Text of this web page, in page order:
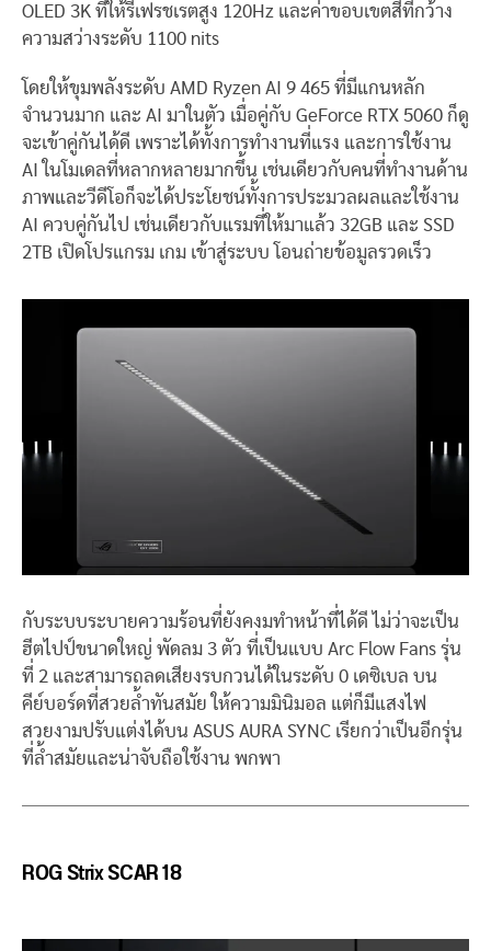
OLED 3K ที่ให้รีเฟรชเรตสูง 120Hz และค่าขอบเขตสีที่กว้าง
ความสว่างระดับ 1100 nits
โดยให้ขุมพลังระดับ AMD Ryzen AI 9 465 ที่มีแกนหลัก
จำนวนมาก และ AI มาในตัว เมื่อคู่กับ GeForce RTX 5060 ก็ดู
จะเข้าคู่กันได้ดี เพราะได้ทั้งการทำงานที่แรง และการใช้งาน
AI ในโมเดลที่หลากหลายมากขึ้น เช่นเดียวกับคนที่ทำงานด้าน
ภาพและวีดีโอก็จะได้ประโยชน์ทั้งการประมวลผลและใช้งาน
AI ควบคู่กันไป เช่นเดียวกับแรมที่ให้มาแล้ว 32GB และ SSD
2TB เปิดโปรแกรม เกม เข้าสู่ระบบ โอนถ่ายข้อมูลรวดเร็ว
กับระบบระบายความร้อนที่ยังคงมทำหน้าที่ได้ดี ไม่ว่าจะเป็น
ฮีตไปป์ขนาดใหญ่ พัดลม 3 ตัว ที่เป็นแบบ Arc Flow Fans รุ่น
ที่ 2 และสามารถลดเสียงรบกวนได้ในระดับ 0 เดซิเบล บน
คีย์บอร์ดที่สวยล้ำทันสมัย ให้ความมินิมอล แต่ก็มีแสงไฟ
สวยงามปรับแต่งได้บน ASUS AURA SYNC เรียกว่าเป็นอีกรุ่น
ที่ล้ำสมัยและน่าจับถือใช้งาน พกพา
ROG Strix SCAR 18